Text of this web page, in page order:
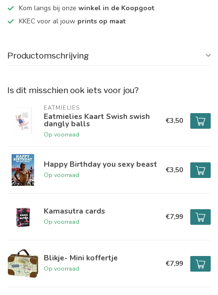
Kom langs bij onze winkel in de Koopgoot
KKEC voor al jouw prints op maat
Productomschrijving
Is dit misschien ook iets voor jou?
EATMIELIES
Eatmielies Kaart Swish swish
dangly balls
Op voorraad
€3,50
Happy Birthday you sexy beast
Op voorraad
€3,50
Kamasutra cards
Op voorraad
€7,99
Blikje- Mini koffertje
Op voorraad
€7,99